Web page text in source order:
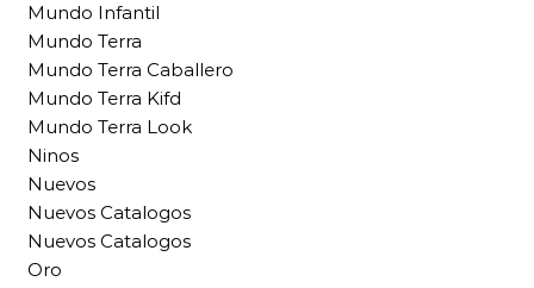
Mundo Infantil
Mundo Terra
Mundo Terra Caballero
Mundo Terra Kifd
Mundo Terra Look
Ninos
Nuevos
Nuevos Catalogos
Nuevos Catalogos
Oro